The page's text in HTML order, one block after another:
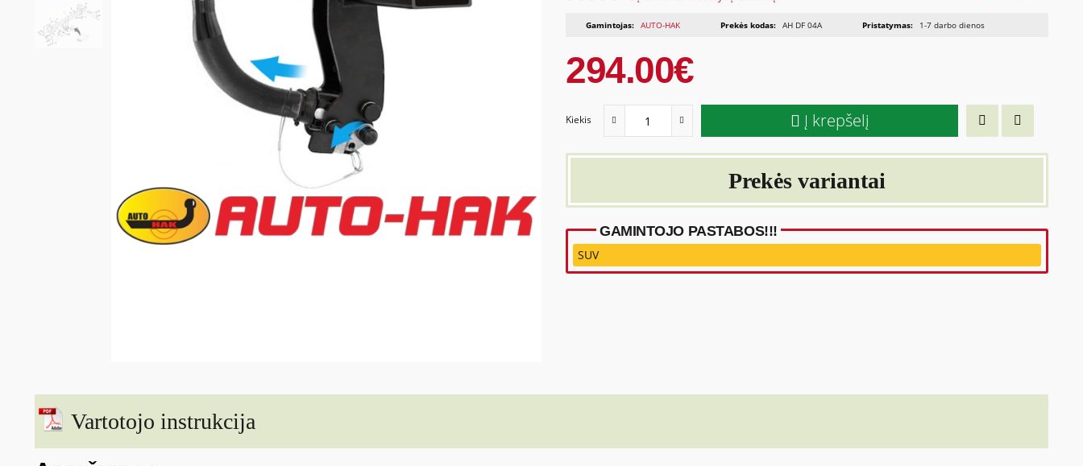
Gamintojas: AUTO-HAK Prekės kodas: AH DF 04A Pristatymas: 1-7 darbo dienos
294.00€
Kiekis Į krepšelį
Prekės variantai
GAMINTOJO PASTABOS!!!
SUV
Vartotojo instrukcija